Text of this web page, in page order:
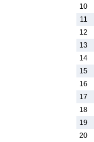
10
11
12
13
14
15
16
17
18
19
20